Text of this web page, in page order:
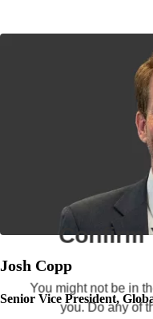
Josh Copp
Senior Vice President,
Confirm
You might not be in
you. Do any of